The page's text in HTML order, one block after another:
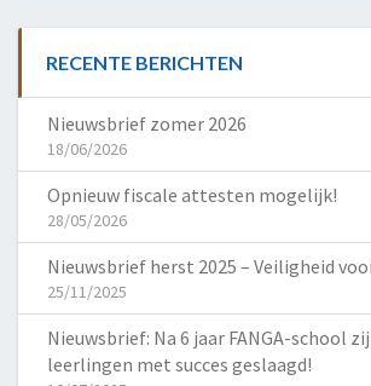
RECENTE BERICHTEN
Nieuwsbrief zomer 2026
18/06/2026
Opnieuw fiscale attesten mogelijk!
28/05/2026
Nieuwsbrief herst 2025 – Veiligheid
25/11/2025
Nieuwsbrief: Na 6 jaar FANGA-school
leerlingen met succes geslaagd!